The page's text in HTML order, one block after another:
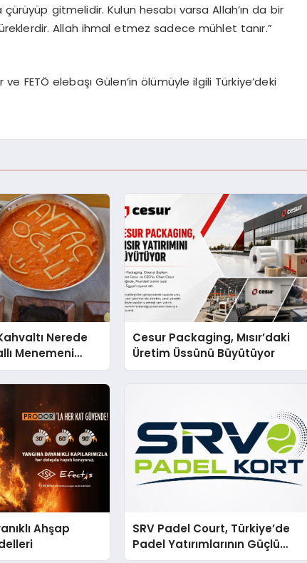
gitmelidir. Kulun hesabı varsa Allah’ın da bir
Allah ihmal etmez sadece mühlet tanır.”
FETÖ elebaşı Gülen’in ölümüyle ilgili Türkiye’deki
Nerede
Menemeni
Cesur Packaging, Mısır’daki
Üretim Üssünü Büyütüyor
Ahşap
SRV Padel Court, Türkiye’de
Padel Yatırımlarının Güçlü
Markası Olmayı Sürdürüyor